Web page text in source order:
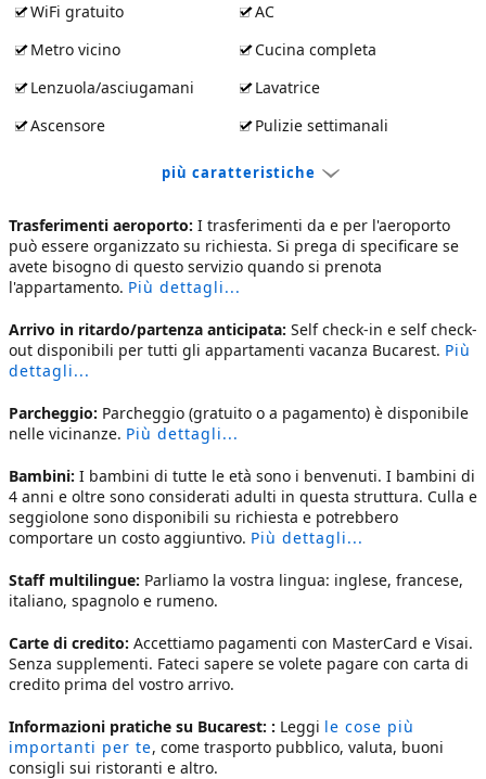
WiFi gratuito
AC
Metro vicino
Cucina completa
Lenzuola/asciugamani
Lavatrice
Ascensore
Pulizie settimanali
più caratteristiche
Trasferimenti aeroporto: I trasferimenti da e per l'aeroporto
può essere organizzato su richiesta. Si prega di specificare se
avete bisogno di questo servizio quando si prenota
l'appartamento. Più dettagli...
Arrivo in ritardo/partenza anticipata: Self check-in e self check-
out disponibili per tutti gli appartamenti vacanza Bucarest. Più
dettagli...
Parcheggio: Parcheggio (gratuito o a pagamento) è disponibile
nelle vicinanze. Più dettagli...
Bambini: I bambini di tutte le età sono i benvenuti. I bambini di
4 anni e oltre sono considerati adulti in questa struttura. Culla e
seggiolone sono disponibili su richiesta e potrebbero
comportare un costo aggiuntivo. Più dettagli...
Staff multilingue: Parliamo la vostra lingua: inglese, francese,
italiano, spagnolo e rumeno.
Carte di credito: Accettiamo pagamenti con MasterCard e Visai.
Senza supplementi. Fateci sapere se volete pagare con carta di
credito prima del vostro arrivo.
Informazioni pratiche su Bucarest: : Leggi le cose più
importanti per te, come trasporto pubblico, valuta, buoni
consigli sui ristoranti e altro.